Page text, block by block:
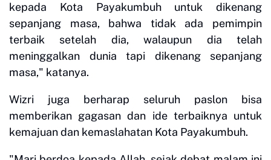
kepada Kota Payakumbuh untuk dikenang
sepanjang masa, bahwa tidak ada pemimpin
terbaik setelah dia, walaupun dia telah
meninggalkan dunia tapi dikenang sepanjang
masa," katanya.
Wizri juga berharap seluruh paslon bisa
memberikan gagasan dan ide terbaiknya untuk
kemajuan dan kemaslahatan Kota Payakumbuh.